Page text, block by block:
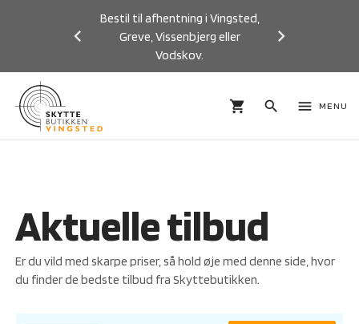
Bestil til afhentning i Vingsted,
Greve, Vissenbjerg eller
Vodskov.
Previous
shopping_cart search menu MENU
Aktuelle tilbud
Er du vild med skarpe priser, så hold øje med denne side, hvor
du finder de bedste tilbud fra Skyttebutikken.